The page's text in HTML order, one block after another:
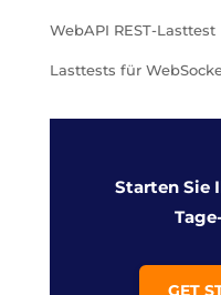
WebAPI REST-Lasttest
Lasttests für
Starten Sie
GET